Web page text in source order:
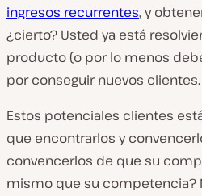
ingresos recurrentes, y
¿cierto? Usted ya está
producto (o por lo menos
por conseguir nuevos clientes.
Estos potenciales clientes
que encontrarlos y
convencerlos de que su
mismo que su competencia?